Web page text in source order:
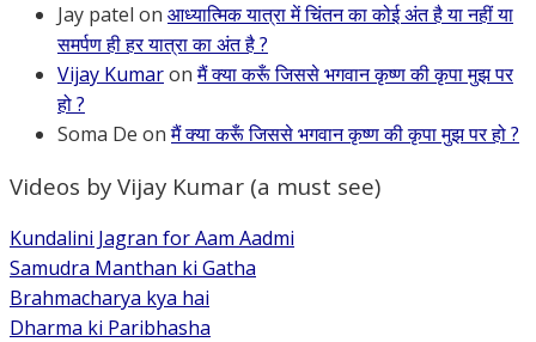
Jay patel on आध्यात्मिक यात्रा में चिंतन का कोई अंत है या नहीं या
समर्पण ही हर यात्रा का अंत है ?
Vijay Kumaronमैं क्या करूँ जिससे भगवान कृष्ण की कृपा मुझ पर
हो ?
Soma De onमैं क्या करूँ जिससे भगवान कृष्ण की कृपा मुझ पर हो ?
Videos by Vijay Kumar (a must see)
Kundalini Jagran for Aam Aadmi
Samudra Manthan ki Gatha
Brahmacharya kya hai
Dharma ki Paribhasha